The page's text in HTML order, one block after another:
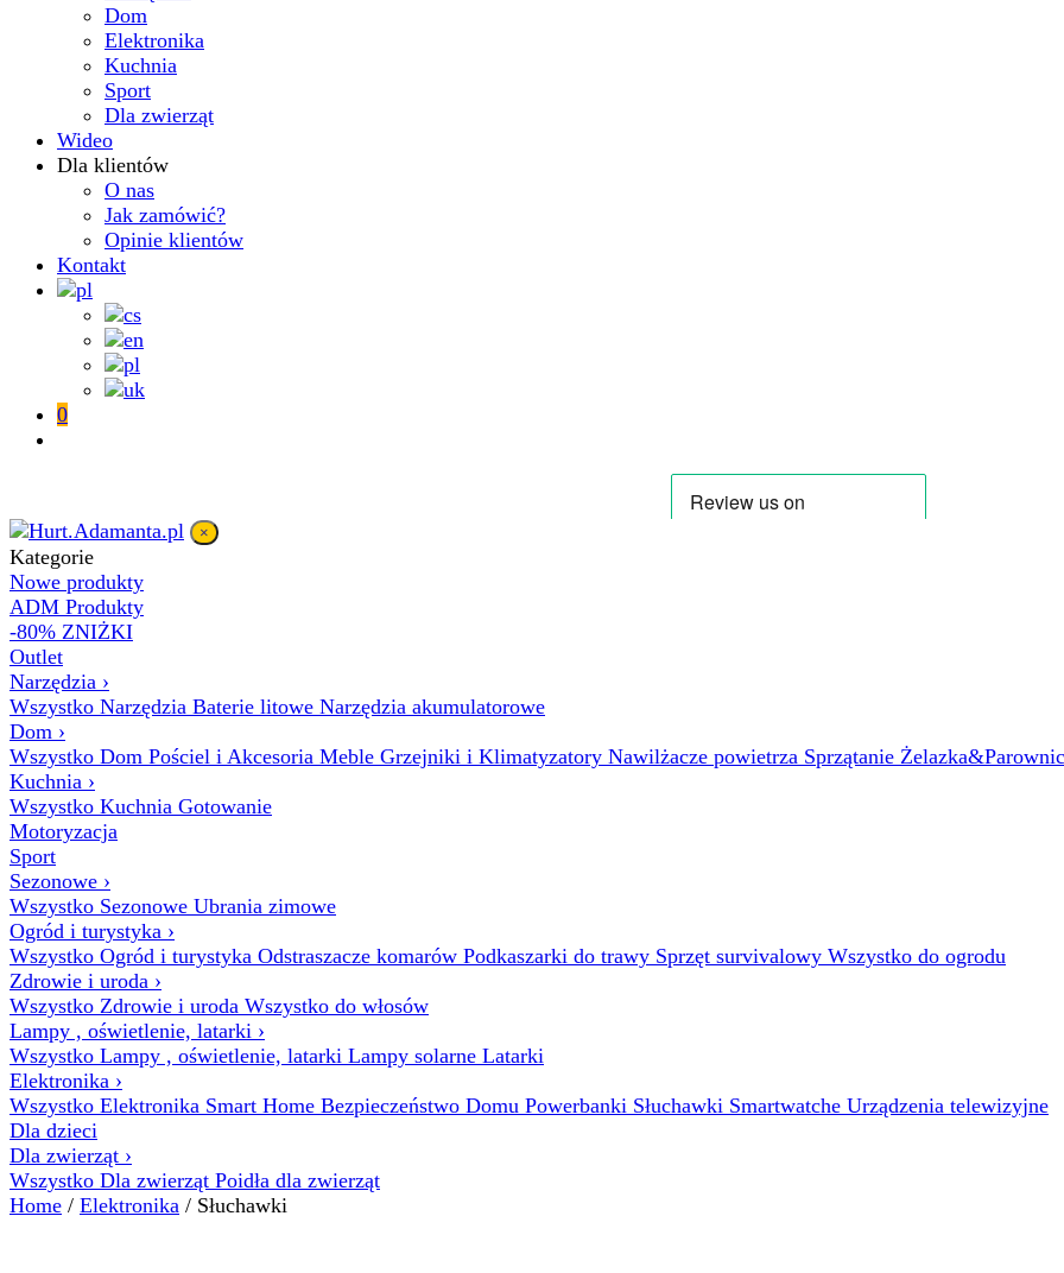
Dom
Elektronika
Kuchnia
Sport
Dla zwierząt
Wideo
Dla klientów
O nas
Jak zamówić?
Opinie klientów
Kontakt
0
×
Kategorie
Nowe produkty
ADM Produkty
-80% ZNIŻKI
Outlet
Narzędzia ›
Wszystko Narzędzia Baterie litowe Narzędzia akumulatorowe
Dom ›
Wszystko Dom Pościel i Akcesoria Meble Grzejniki i Klimatyzatory Nawilżacze powietrza Sprzątanie
Kuchnia ›
Wszystko Kuchnia Gotowanie
Motoryzacja
Sport
Sezonowe ›
Wszystko Sezonowe Ubrania zimowe
Ogród i turystyka ›
Wszystko Ogród i turystyka Odstraszacze komarów Podkaszarki do trawy Sprzęt survivalowy Wszystko do ogrodu
Zdrowie i uroda ›
Wszystko Zdrowie i uroda Wszystko do włosów
Lampy , oświetlenie, latarki ›
Wszystko Lampy , oświetlenie, latarki Lampy solarne Latarki
Elektronika ›
Wszystko Elektronika Smart Home Bezpieczeństwo Domu Powerbanki Słuchawki Smartwatche Urządzenia telewizyjne
Dla dzieci
Dla zwierząt ›
Wszystko Dla zwierząt Poidła dla zwierząt
Home / Elektronika / Słuchawki